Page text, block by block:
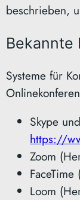
beschrieben,
Bekannte
Systeme für
Skype
https://
Zoom
Loom